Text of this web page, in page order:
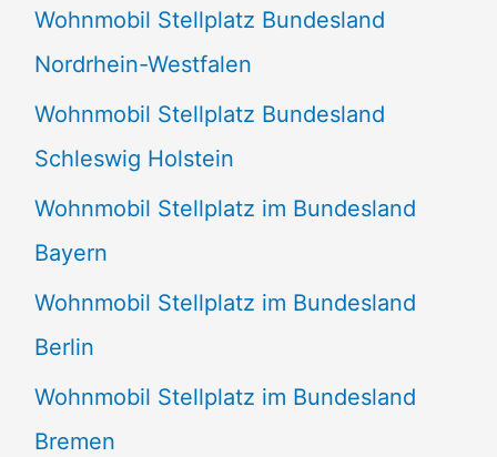
n
a
c
h
:
Wohnmobil Stellplatz Bundesland
Nordrhein-Westfalen
Wohnmobil Stellplatz Bundesland
Schleswig Holstein
Wohnmobil Stellplatz im Bundesland
Bayern
Wohnmobil Stellplatz im Bundesland
Berlin
Wohnmobil Stellplatz im Bundesland
Bremen